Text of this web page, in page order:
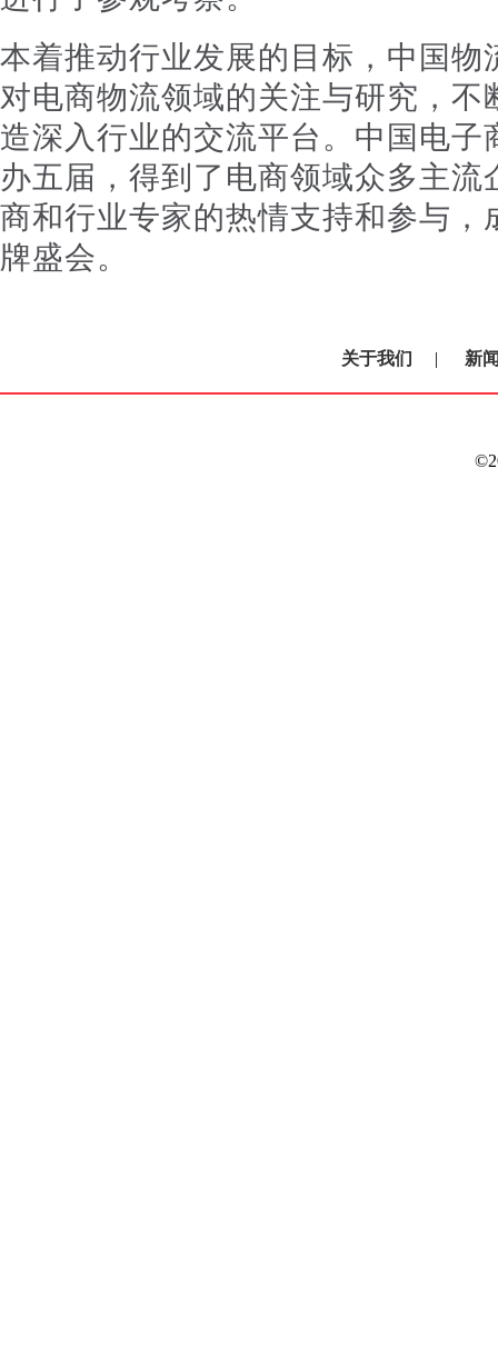
本着推动行业发展的目标，中国
对电商物流领域的关注与研究，
造深入行业的交流平台。中国电
办五届，得到了电商领域众多主
商和行业专家的热情支持和参与
牌盛会。
关于我们 | 新